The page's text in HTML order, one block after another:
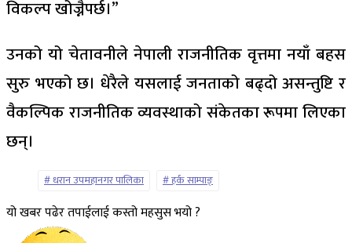
विकल्प खोज्नैपर्छ।”
उनको यो चेतावनीले नेपाली राजनीतिक वृत्तमा नयाँ बहस
सुरु भएको छ। धेरैले यसलाई जनताको बढ्दो असन्तुष्टि र
वैकल्पिक राजनीतिक व्यवस्थाको संकेतका रूपमा लिएका
छन्।
धरान उपमहानगर पालिका हर्क साम्पाङ्
यो खबर पढेर तपाईलाई कस्तो महसुस भयो ?